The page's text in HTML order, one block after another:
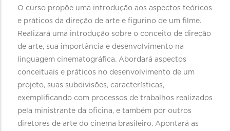
O curso propõe uma introdução aos aspectos teóricos
e práticos da direção de arte e figurino de um filme.
Realizará uma introdução sobre o conceito de direção
de arte, sua importância e desenvolvimento na
linguagem cinematográfica. Abordará aspectos
conceituais e práticos no desenvolvimento de um
projeto, suas subdivisões, características,
exemplificando com processos de trabalhos realizados
pela ministrante da oficina, e também por outros
diretores de arte do cinema brasileiro. Apontará as